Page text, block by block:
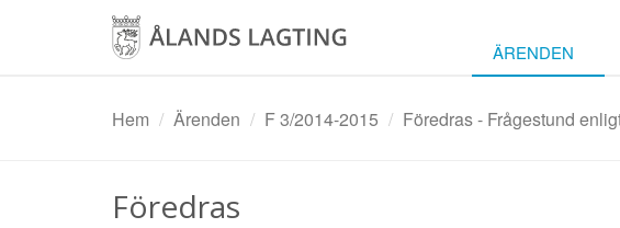
ÄRENDEN
Hem Ärenden F 3/2014-2015 Föredras - Frågestund
Föredras